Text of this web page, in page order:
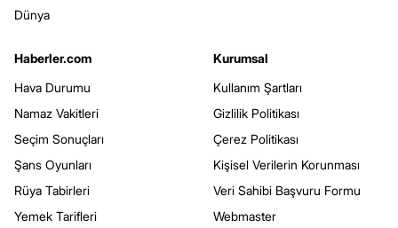
Dünya
Haberler.com
Hava Durumu
Namaz Vakitleri
Seçim Sonuçları
Şans Oyunları
Rüya Tabirleri
Yemek Tarifleri
Kurumsal
Kullanım Şartları
Gizlilik Politikası
Çerez Politikası
Kişisel Verilerin Korunması
Veri Sahibi Başvuru Formu
Webmaster